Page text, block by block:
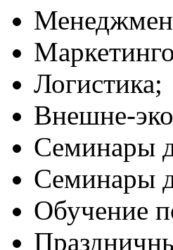
Логистика;
Внешне-
Семинары
Семинары
Обучение